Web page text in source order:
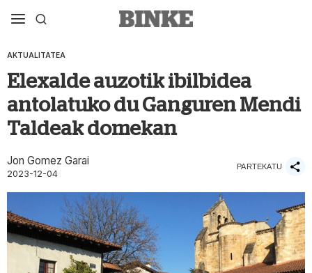
AKTUALITATEA
Elexalde auzotik ibilbidea
antolatuko du Ganguren Mendi
Taldeak domekan
Jon Gomez Garai
2023-12-04
PARTEKATU